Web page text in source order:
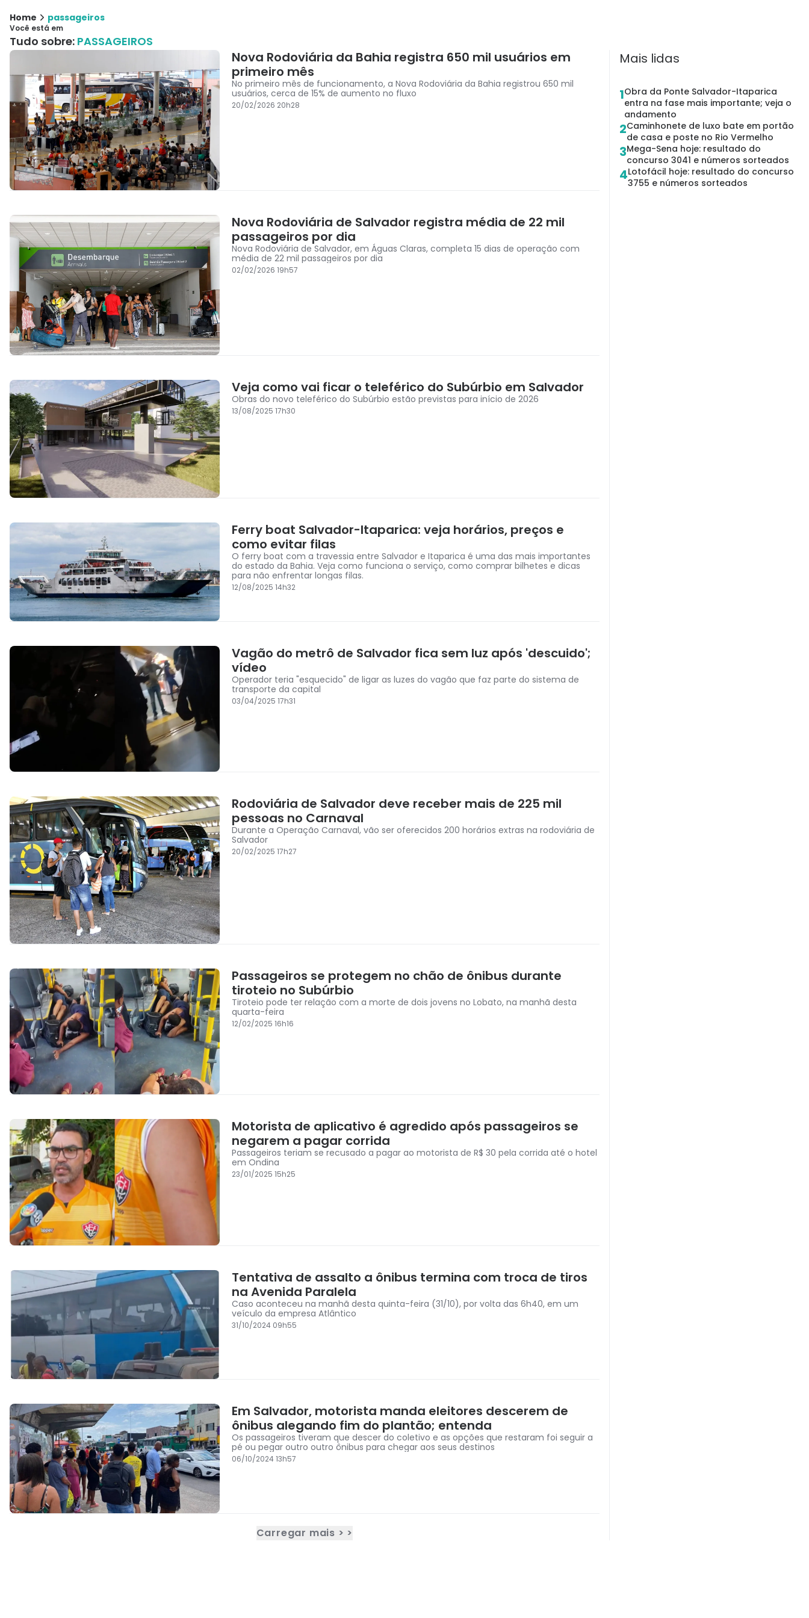
Home passageiros
Você está em
Tudo sobre: PASSAGEIROS
Nova Rodoviária da Bahia registra 650 mil usuários em
primeiro mês
No primeiro mês de funcionamento, a Nova Rodoviária da Bahia registrou 650 mil
usuários, cerca de 15% de aumento no fluxo
20/02/2026 20h28
Nova Rodoviária de Salvador registra média de 22 mil
passageiros por dia
Nova Rodoviária de Salvador, em Águas Claras, completa 15 dias de operação com
média de 22 mil passageiros por dia
02/02/2026 19h57
Veja como vai ficar o teleférico do Subúrbio em Salvador
Obras do novo teleférico do Subúrbio estão previstas para início de 2026
13/08/2025 17h30
Ferry boat Salvador-Itaparica: veja horários, preços e
como evitar filas
O ferry boat com a travessia entre Salvador e Itaparica é uma das mais importantes
do estado da Bahia. Veja como funciona o serviço, como comprar bilhetes e dicas
para não enfrentar longas filas.
12/08/2025 14h32
Vagão do metrô de Salvador fica sem luz após 'descuido';
vídeo
Operador teria "esquecido" de ligar as luzes do vagão que faz parte do sistema de
transporte da capital
03/04/2025 17h31
Rodoviária de Salvador deve receber mais de 225 mil
pessoas no Carnaval
Durante a Operação Carnaval, vão ser oferecidos 200 horários extras na rodoviária de
Salvador
20/02/2025 17h27
Passageiros se protegem no chão de ônibus durante
tiroteio no Subúrbio
Tiroteio pode ter relação com a morte de dois jovens no Lobato, na manhã desta
quarta-feira
12/02/2025 16h16
Motorista de aplicativo é agredido após passageiros se
negarem a pagar corrida
Passageiros teriam se recusado a pagar ao motorista de R$ 30 pela corrida até o hotel
em Ondina
23/01/2025 15h25
Tentativa de assalto a ônibus termina com troca de tiros
na Avenida Paralela
Caso aconteceu na manhã desta quinta-feira (31/10), por volta das 6h40, em um
veículo da empresa Atlântico
31/10/2024 09h55
Em Salvador, motorista manda eleitores descerem de
ônibus alegando fim do plantão; entenda
Os passageiros tiveram que descer do coletivo e as opções que restaram foi seguir a
pé ou pegar outro outro ônibus para chegar aos seus destinos
06/10/2024 13h57
Carregar mais > >
Mais lidas
1Obra da Ponte Salvador-Itaparica
entra na fase mais importante; veja o
andamento
2Caminhonete de luxo bate em portão
de casa e poste no Rio Vermelho
3Mega-Sena hoje: resultado do
concurso 3041 e números sorteados
4Lotofácil hoje: resultado do concurso
3755 e números sorteados